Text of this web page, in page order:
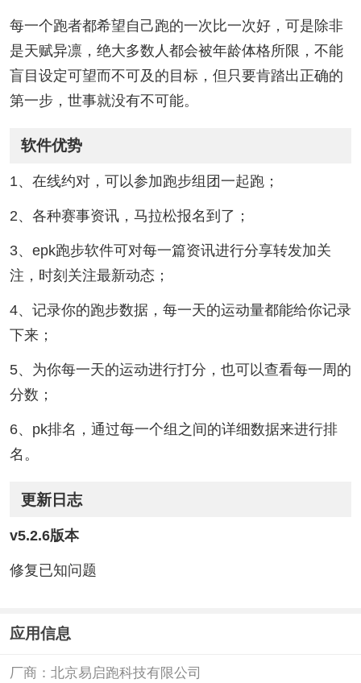
每一个跑者都希望自己跑的一次比一次好，可是除非
是天赋异凛，绝大多数人都会被年龄体格所限，不能
盲目设定可望而不可及的目标，但只要肯踏出正确的
第一步，世事就没有不可能。
软件优势
1、在线约对，可以参加跑步组团一起跑；
2、各种赛事资讯，马拉松报名到了；
3、epk跑步软件可对每一篇资讯进行分享转发加关
注，时刻关注最新动态；
4、记录你的跑步数据，每一天的运动量都能给你记录
下来；
5、为你每一天的运动进行打分，也可以查看每一周的
分数；
6、pk排名，通过每一个组之间的详细数据来进行排
名。
更新日志
v5.2.6版本
修复已知问题
应用信息
厂商： 北京易启跑科技有限公司